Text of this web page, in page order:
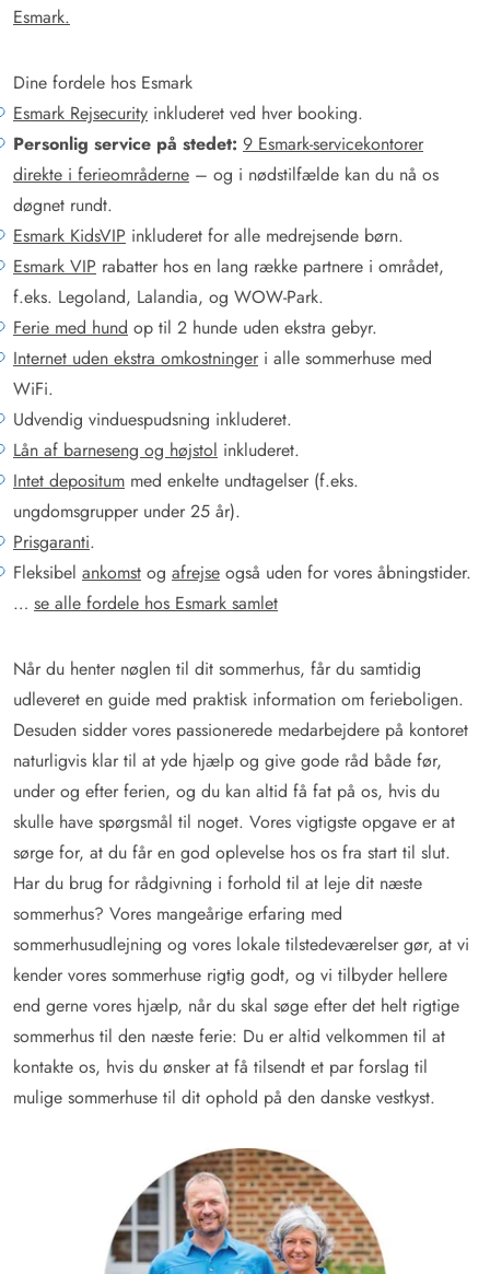
Esmark.
Dine fordele hos Esmark
Esmark Rejsecurity inkluderet ved hver booking.
Personlig service på stedet: 9 Esmark-servicekontorer
direkte i ferieområderne – og i nødstilfælde kan du nå os
døgnet rundt.
Esmark KidsVIP inkluderet for alle medrejsende børn.
Esmark VIP rabatter hos en lang række partnere i området,
f.eks. Legoland, Lalandia, og WOW-Park.
Ferie med hund op til 2 hunde uden ekstra gebyr.
Internet uden ekstra omkostninger i alle sommerhuse med
WiFi.
Udvendig vinduespudsning inkluderet.
Lån af barneseng og højstol inkluderet.
Intet depositum med enkelte undtagelser (f.eks.
ungdomsgrupper under 25 år).
Prisgaranti.
Fleksibel ankomst og afrejse også uden for vores åbningstider.
… se alle fordele hos Esmark samlet
Når du henter nøglen til dit sommerhus, får du samtidig
udleveret en guide med praktisk information om ferieboligen.
Desuden sidder vores passionerede medarbejdere på kontoret
naturligvis klar til at yde hjælp og give gode råd både før,
under og efter ferien, og du kan altid få fat på os, hvis du
skulle have spørgsmål til noget. Vores vigtigste opgave er at
sørge for, at du får en god oplevelse hos os fra start til slut.
Har du brug for rådgivning i forhold til at leje dit næste
sommerhus? Vores mangeårige erfaring med
sommerhusudlejning og vores lokale tilstedeværelser gør, at vi
kender vores sommerhuse rigtig godt, og vi tilbyder hellere
end gerne vores hjælp, når du skal søge efter det helt rigtige
sommerhus til den næste ferie: Du er altid velkommen til at
kontakte os, hvis du ønsker at få tilsendt et par forslag til
mulige sommerhuse til dit ophold på den danske vestkyst.